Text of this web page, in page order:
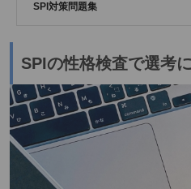
SPI対策問題集
SPIの性格検査で選考